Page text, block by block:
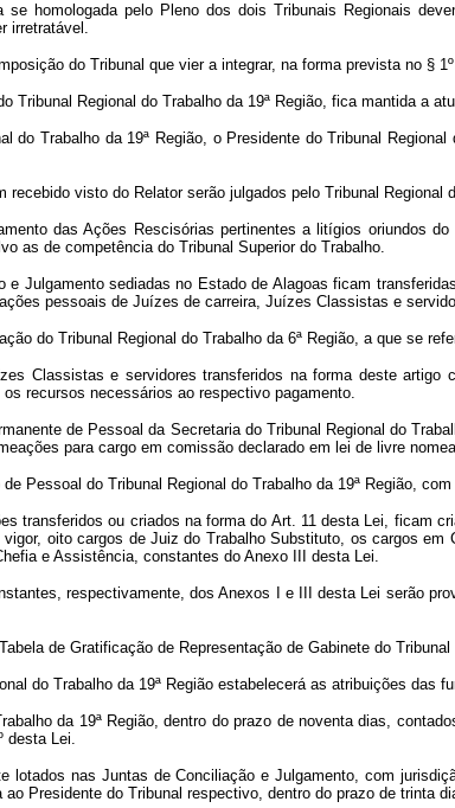
homologada pelo Pleno dos dois Tribunais Regionais
irretratável.
do Tribunal que vier a integrar, na forma prevista no §
Tribunal Regional do Trabalho da 19ª Região, fica mantida a
do Trabalho da 19ª Região, o Presidente do Tribunal
recebido visto do Relator serão julgados pelo Tribunal Regional
das Ações Rescisórias pertinentes a litígios oriundos
as de competência do Tribunal Superior do Trabalho.
Julgamento sediadas no Estado de Alagoas ficam
pessoais de Juízes de carreira, Juízes Classistas e
do Tribunal Regional do Trabalho da 6ª Região, a que se
Classistas e servidores transferidos na forma deste artigo
recursos necessários ao respectivo pagamento.
de Pessoal da Secretaria do Tribunal Regional do
para cargo em comissão declarado em lei de livre
Pessoal do Tribunal Regional do Trabalho da 19ª Região,
transferidos ou criados na forma do Art. 11 desta Lei, ficam
oito cargos de Juiz do Trabalho Substituto, os cargos
e Assistência, constantes do Anexo III desta Lei.
respectivamente, dos Anexos I e III desta Lei serão
de Gratificação de Representação de Gabinete do
do Trabalho da 19ª Região estabelecerá as atribuições das
da 19ª Região, dentro do prazo de noventa dias,
desta Lei.
lotados nas Juntas de Conciliação e Julgamento, com
Presidente do Tribunal respectivo, dentro do prazo de trinta